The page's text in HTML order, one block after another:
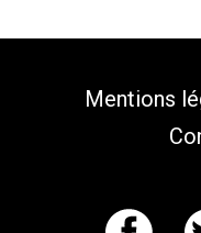
Mentions